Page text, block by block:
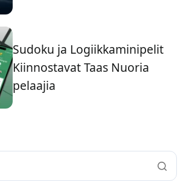
Sudoku ja Logiikkaminipelit
Kiinnostavat Taas Nuoria
pelaajia